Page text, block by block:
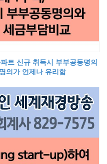
트 신규 취득시 부부공동명의
의가 언제나 유리함